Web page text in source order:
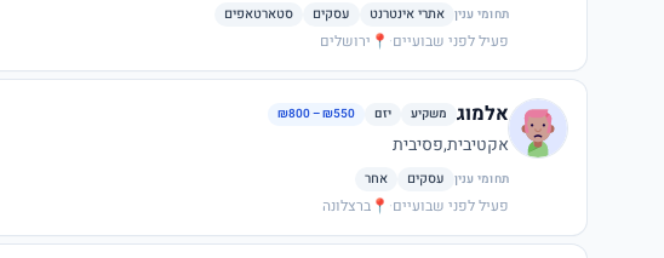
תחומי ענין אתרי אינטרנט עסקים סטארטאפים
פעיל לפני שבועיים·
📍 ירושלים
אלמוג משקיע יזם ₪800 – ₪550
אקטיבית,פסיבית
תחומי ענין עסקים אחר
פעיל לפני שבועיים·
📍 ברצלונה